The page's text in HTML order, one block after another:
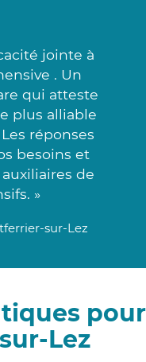
jointe à
. Un
qui atteste
plus alliable
réponses
besoins et
de
»
sur-Lez
pour
Lez